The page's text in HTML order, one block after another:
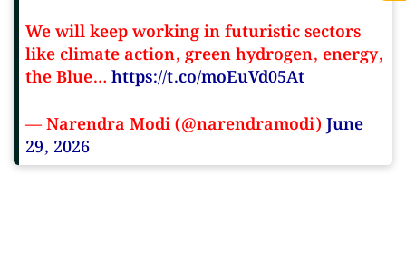
We will keep working in futuristic sectors
like climate action, green hydrogen, energy,
the Blue… https://t.co/moEuVd05At
— Narendra Modi (@narendramodi) June
29, 2026